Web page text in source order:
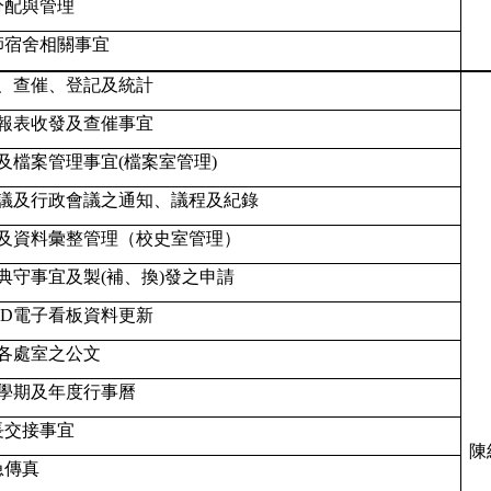
與管理
舍相關事宜
查催、登記及統計
表收發及查催事宜
檔案管理事宜(檔案室管理)
及行政會議之通知、議程及紀錄
資料彙整管理（校史室管理）
守事宜及製(補、換)發之申請
電子看板資料更新
處室之公文
期及年度行事曆
接事宜
傳真